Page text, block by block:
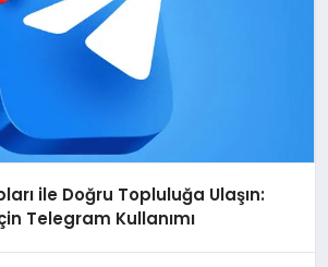
ile Doğru Topluluğa Ulaşın:
Telegram Kullanımı